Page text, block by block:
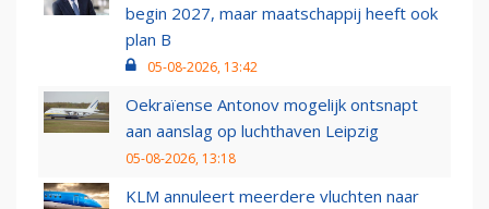
begin 2027, maar maatschappij heeft ook
plan B
05-08-2026, 13:42
Oekraïense Antonov mogelijk ontsnapt
aan aanslag op luchthaven Leipzig
05-08-2026, 13:18
KLM annuleert meerdere vluchten naar